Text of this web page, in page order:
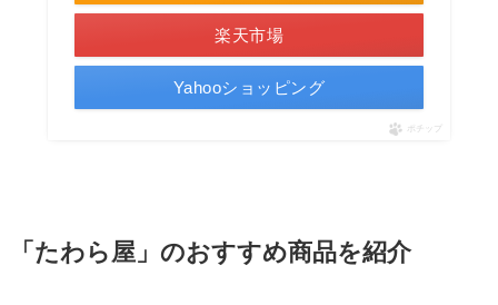
楽天市場
Yahooショッピング
ポチップ
「たわら屋」のおすすめ商品を紹介